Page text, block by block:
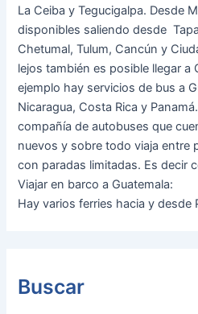
La Ceiba y Tegucigalpa. Desde
disponibles saliendo desde
Chetumal, Tulum, Cancún y
lejos también es posible llegar a
ejemplo hay servicios de bus a
Nicaragua, Costa Rica y
compañía de autobuses que
nuevos y sobre todo viaja entre
con paradas limitadas. Es decir
Viajar en barco a Guatemala:
Hay varios ferries hacia y desde
Buscar